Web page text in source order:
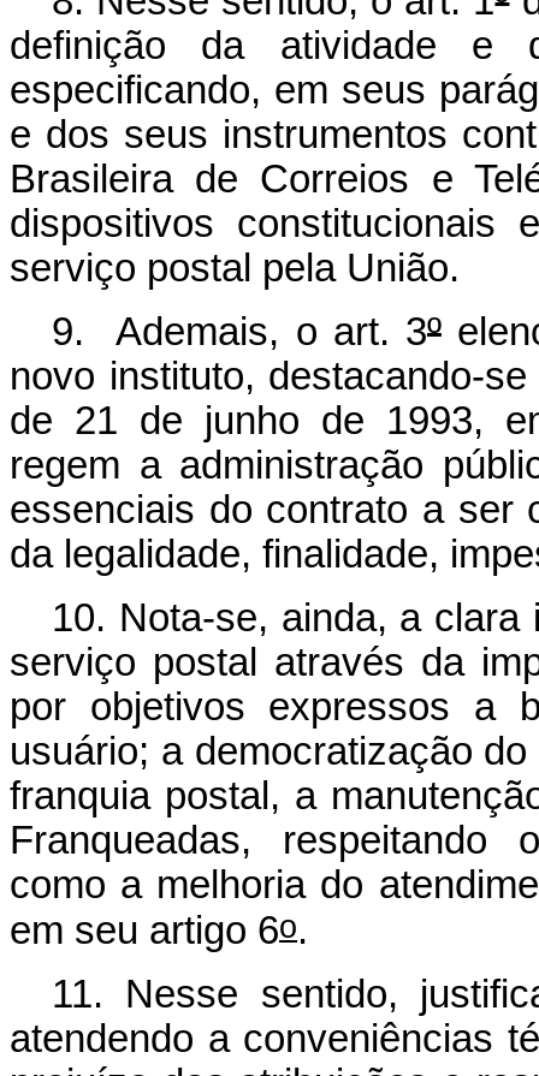
definição da atividade e
especificando, em seus
e dos seus instrumentos
Brasileira de Correios e
dispositivos constitucionais
serviço postal pela União.
9. Ademais, o art. 3º
novo instituto, destacando-
de 21 de junho de 1993,
regem a administração
essenciais do contrato a ser
da legalidade, finalidade,
10. Nota-se, ainda, a
serviço postal através da
por objetivos expressos a
usuário; a democratização
franquia postal, a
Franqueadas, respeitando
como a melhoria do
em seu artigo 6o.
11. Nesse sentido,
atendendo a conveniências